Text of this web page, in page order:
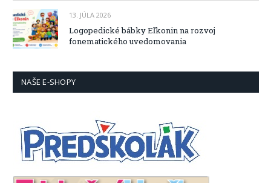
13. JÚLA 2026
Logopedické bábky Eľkonin na rozvoj
fonematického uvedomovania
NAŠE E-SHOPY